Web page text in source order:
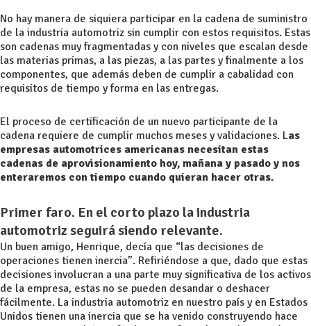
No hay manera de siquiera participar en la cadena de suministro
de la industria automotriz sin cumplir con estos requisitos. Estas
son cadenas muy fragmentadas y con niveles que escalan desde
las materias primas, a las piezas, a las partes y finalmente a los
componentes, que además deben de cumplir a cabalidad con
requisitos de tiempo y forma en las entregas.
El proceso de certificación de un nuevo participante de la
cadena requiere de cumplir muchos meses y validaciones. Las
empresas automotrices americanas necesitan estas
cadenas de aprovisionamiento hoy, mañana y pasado y nos
enteraremos con tiempo cuando quieran hacer otras.
Primer faro. En el corto plazo la industria
automotriz seguirá siendo relevante.
Un buen amigo, Henrique, decía que “las decisiones de
operaciones tienen inercia”. Refiriéndose a que, dado que estas
decisiones involucran a una parte muy significativa de los activos
de la empresa, estas no se pueden desandar o deshacer
fácilmente. La industria automotriz en nuestro país y en Estados
Unidos tienen una inercia que se ha venido construyendo hace